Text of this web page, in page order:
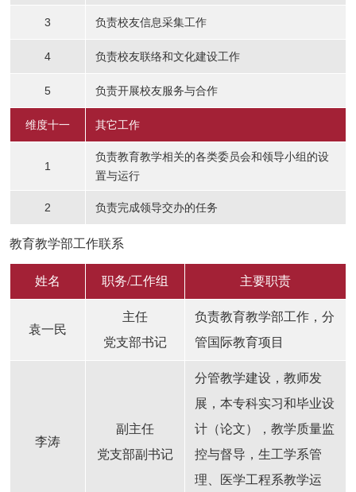
3 负责校友信息采集工作
4 负责校友联络和文化建设工作
5 负责开展校友服务与合作
维度十一 其它工作
1
负责教育教学相关的各类委员会和领导小组的设
置与运行
2 负责完成领导交办的任务
教育教学部工作联系
姓名 职务/工作组 主要职责
袁一民
主任
党支部书记
负责教育教学部工作，分
管国际教育项目
李涛
副主任
党支部副书记
分管教学建设，教师发
展，本专科实习和毕业设
计（论文），教学质量监
控与督导，生工学系管
理、医学工程系教学运